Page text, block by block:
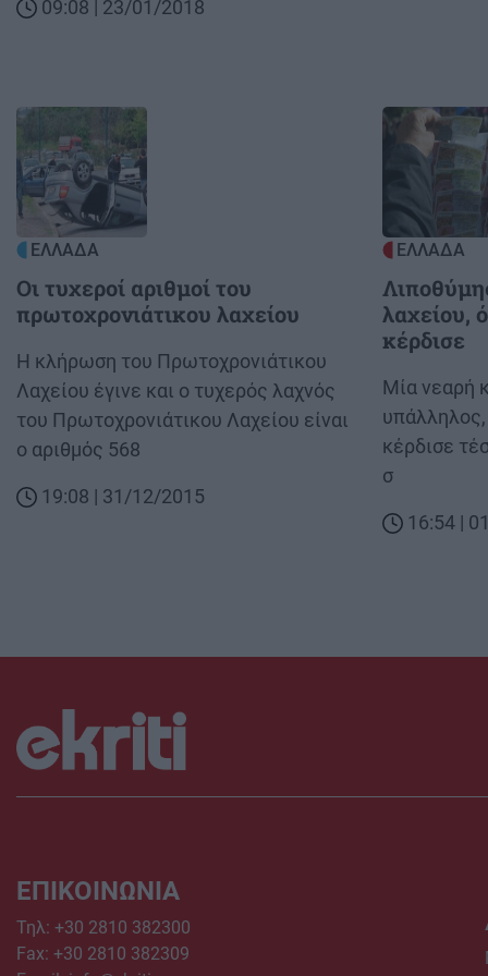
09:08 | 23/01/2018
Image
ΕΛΛΑΔΑ
Οι τυχεροί αριθμοί του
πρωτοχρονιάτικου λαχείου
Body
Η κλήρωση του Πρωτοχρονιάτικου
Λαχείου έγινε και ο τυχερός λαχνός
του Πρωτοχρονιάτικου Λαχείου είναι
ο αριθμός 568
19:08 | 31/12/2015
Image
ΕΛΛΑΔΑ
λαχείου,
κέρδισε
Body
Μία νεαρή
υπάλληλος,
κέρδισε
σ
16:54 |
ΕΠΙΚΟΙΝΩΝΙΑ
Τηλ: +30 2810 382300
Fax: +30 2810 382309